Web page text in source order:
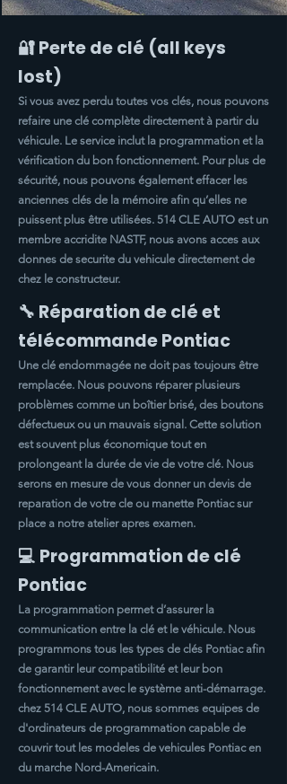
🔐 Perte de clé (all keys
lost)
Si vous avez perdu toutes vos clés, nous pouvons
refaire une clé complète directement à partir du
véhicule. Le service inclut la programmation et la
vérification du bon fonctionnement. Pour plus de
sécurité, nous pouvons également effacer les
anciennes clés de la mémoire afin qu’elles ne
puissent plus être utilisées. 514 CLE AUTO est un
membre accridite NASTF, nous avons acces aux
donnes de securite du vehicule directement de
chez le constructeur.
🔧 Réparation de clé et
télécommande Pontiac
Une clé endommagée ne doit pas toujours être
remplacée. Nous pouvons réparer plusieurs
problèmes comme un boîtier brisé, des boutons
défectueux ou un mauvais signal. Cette solution
est souvent plus économique tout en
prolongeant la durée de vie de votre clé. Nous
serons en mesure de vous donner un devis de
reparation de votre cle ou manette Pontiacsur
place a notre atelier apres examen.
💻 Programmation de clé
Pontiac
La programmation permet d’assurer la
communication entre la clé et le véhicule. Nous
programmons tous les types de clés Pontiac afin
de garantir leur compatibilité et leur bon
fonctionnement avec le système anti-démarrage.
chez 514 CLE AUTO, nous sommes equipes de
d'ordinateurs de programmation capable de
couvrir tout les modeles de vehicules Pontiacen
du marche Nord-Americain.